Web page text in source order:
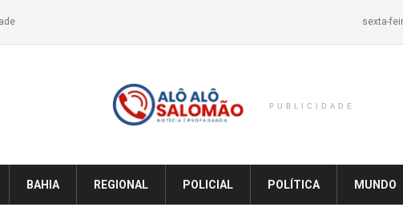
sexta-
PUBLICIDADE
BAHIA REGIONAL POLICIAL POLÍTICA MUNDO